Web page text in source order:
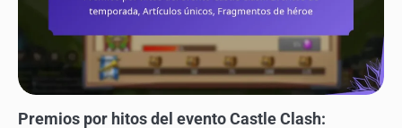
Premios por hitos del evento Castle Clash: